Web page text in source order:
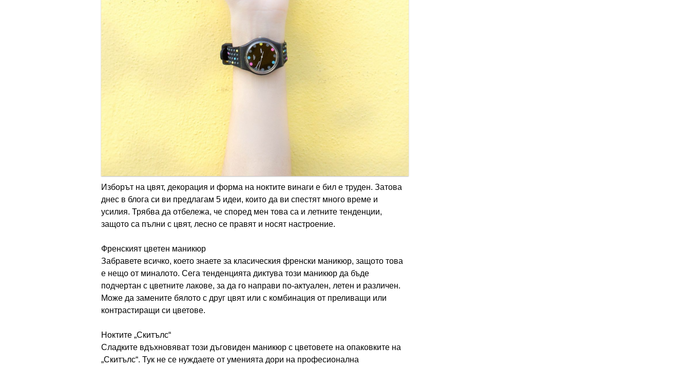
Изборът на цвят, декорация и форма на ноктите винаги е бил е труден. Затова
днес в блога си ви предлагам 5 идеи, които да ви спестят много време и
усилия. Трябва да отбележа, че според мен това са и летните тенденции,
защото са пълни с цвят, лесно се правят и носят настроение.
Френският цветен маникюр
Забравете всичко, което знаете за класическия френски маникюр, защото това
е нещо от миналото. Сега тенденцията диктува този маникюр да бъде
подчертан с цветните лакове, за да го направи по-актуален, летен и различен.
Може да замените бялото с друг цвят или с комбинация от преливащи или
контрастиращи си цветове.
Ноктите „Скитълс“
Сладките вдъхновяват този дъговиден маникюр с цветовете на опаковките на
„Скитълс“. Тук не се нуждаете от уменията дори на професионална